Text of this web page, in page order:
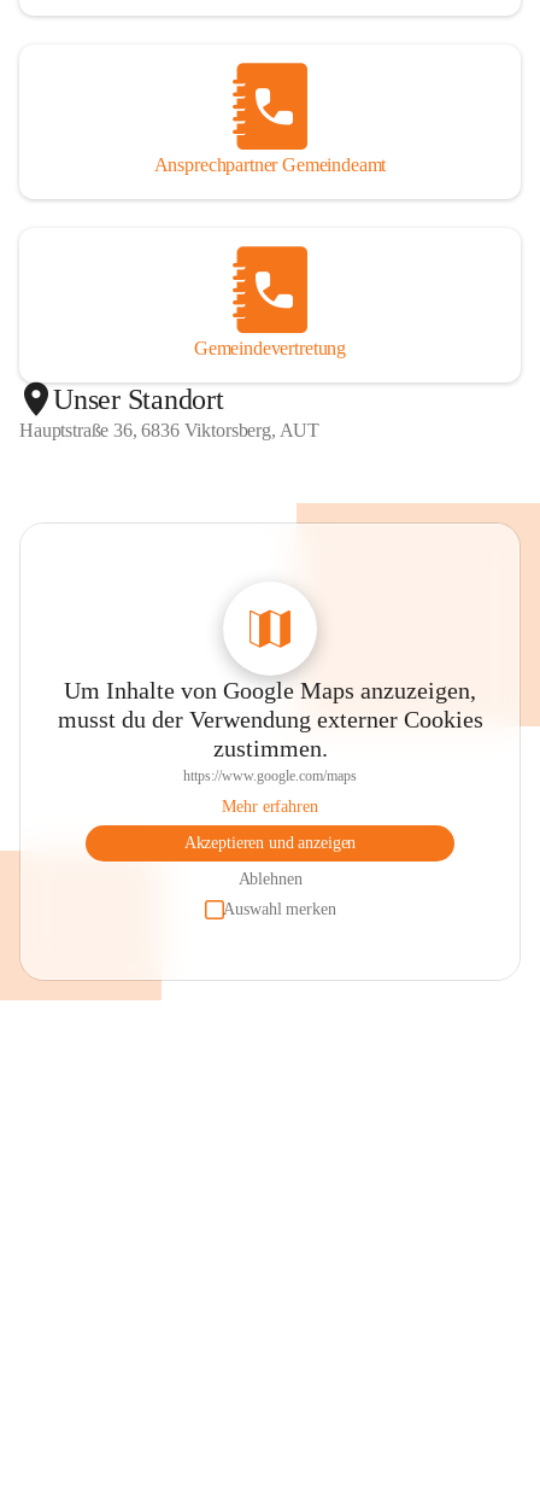
Ansprechpartner Gemeindeamt
Gemeindevertretung
Unser Standort
Hauptstraße 36, 6836 Viktorsberg, AUT
Um Inhalte von Google Maps anzuzeigen,
musst du der Verwendung externer Cookies
zustimmen.
https://www.google.com/maps
Mehr erfahren
Akzeptieren und anzeigen
Ablehnen
Auswahl merken